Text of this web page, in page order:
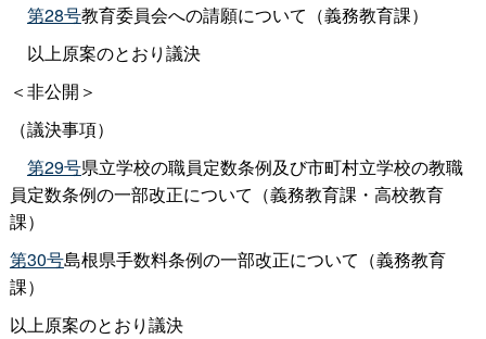
第28号教育委員会への請願について（義務教育課）
以上原案のとおり議決
＜非公開＞
（議決事項）
第29号県立学校の職員定数条例及び市町村立学校の教職
員定数条例の一部改正について（義務教育課・高校教育
課）
第30号島根県手数料条例の一部改正について（義務教育
課）
以上原案のとおり議決